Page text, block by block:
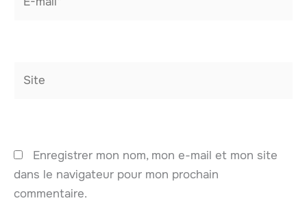
Enregistrer mon nom, mon e-mail et mon site
dans le navigateur pour mon prochain
commentaire.